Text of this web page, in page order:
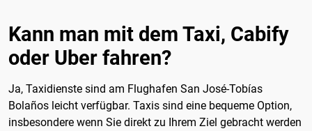
Kann man mit dem Taxi, Cabify
oder Uber fahren?
Ja, Taxidienste sind am Flughafen San José-Tobías
Bolaños leicht verfügbar. Taxis sind eine bequeme Option,
insbesondere wenn Sie direkt zu Ihrem Ziel gebracht werden